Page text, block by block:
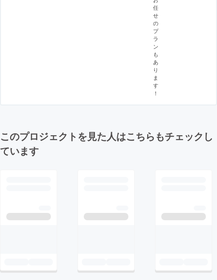
任
せ
の
プ
ラ
ン
も
あ
り
ま
す
！
このプロジェクトを見た人はこちらもチェックし
ています